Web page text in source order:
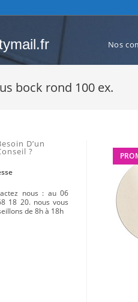
Nos
bock rond 100 ex.
D’un
?
nous : au 06
18 20. nous vous
de 8h à 18h